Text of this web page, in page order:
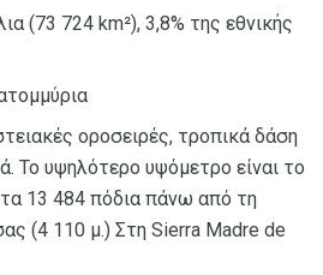
(73 724 km²), 3,8% της εθνικής
οροσειρές, τροπικά δάση
Το υψηλότερο υψόμετρο είναι το
13 484 πόδια πάνω από τη
(4 110 μ.) Στη Sierra Madre de